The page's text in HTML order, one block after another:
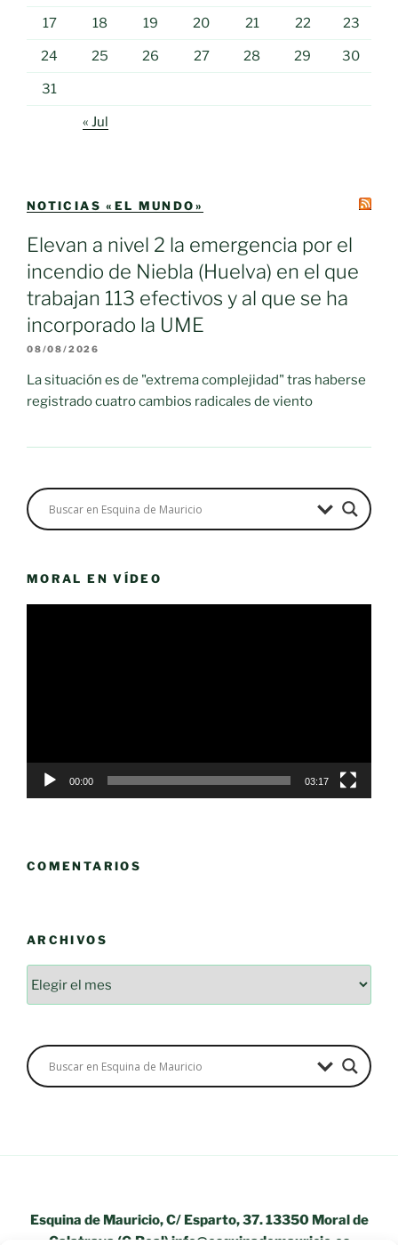
17 18 19 20 21 22 23
24 25 26 27 28 29 30
31
« Jul
NOTICIAS «EL MUNDO»
Elevan a nivel 2 la emergencia por el
incendio de Niebla (Huelva) en el que
trabajan 113 efectivos y al que se ha
incorporado la UME
08/08/2026
La situación es de "extrema complejidad" tras haberse
registrado cuatro cambios radicales de viento
MORAL EN VÍDEO
00:00 03:17
COMENTARIOS
ARCHIVOS
Esquina de Mauricio, C/ Esparto, 37. 13350 Moral de